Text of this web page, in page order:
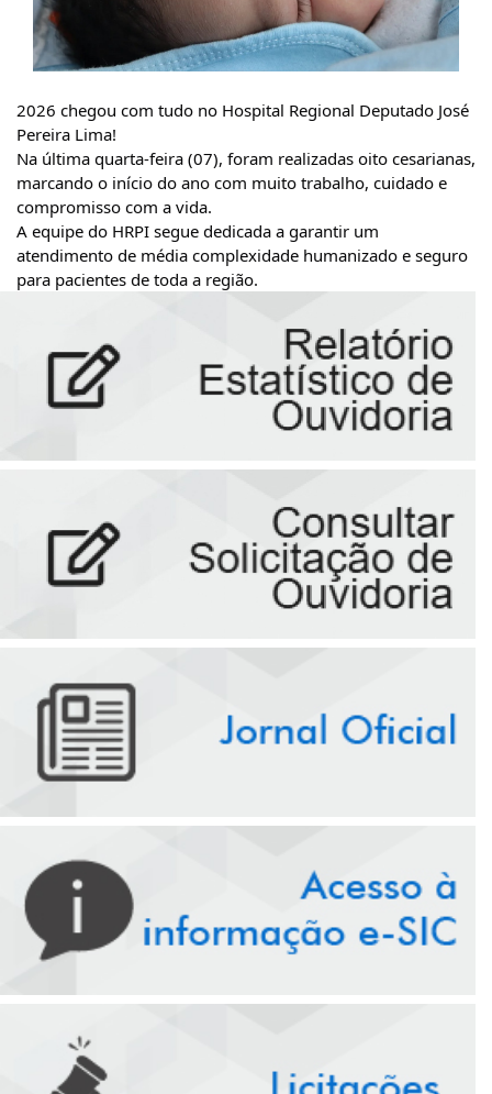
2026 chegou com tudo no Hospital Regional Deputado José
Pereira Lima!
Na última quarta-feira (07), foram realizadas oito cesarianas,
marcando o início do ano com muito trabalho, cuidado e
compromisso com a vida.
A equipe do HRPI segue dedicada a garantir um
atendimento de média complexidade humanizado e seguro
para pacientes de toda a região.